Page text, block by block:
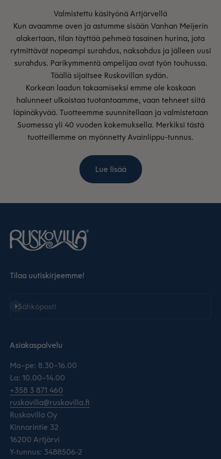
Kun avaamme oven ja astumme sisään Vanhan Meijerin
alakertaan, tilan täyttää pehmeä tasainen hurina, jota
rytmittävät nopeampi surahdus, naksahdus ja jälleen uusi
surahdus. Parikymmentä ompelijaa ovat työn touhussa.
Täällä sijaitsee Ruskovillan sydän.
Korkean laadun takaamiseksi emme ole koskaan
halunneet ulkoistaa tuotantoamme, vaan tehneet siitä
läpinäkyvää. Tuotteemme suunnitellaan ja valmistetaan
Suomessa yli 40 vuoden kokemuksella. Merkiksi tästä
tuotteillemme on myönnetty Avainlippu-tunnus.
Lue lisää
Tilaa uutiskirjeemme!
Sähköposti
Tilaa
Asiakaspalvelu
Ma–pe: 8.30–16.00
La: 10.00–14.00
+358 3 871 460
ruskovilla@ruskovilla.fi
Ruskovilla Oy
Kinnarintie 32
16200 Artjärvi
Y-tunnus: 3488506-2